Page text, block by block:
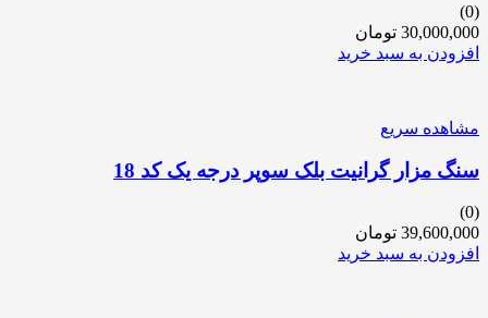
(0)
30,000,000 تومان
افزودن به سبد خرید
مشاهده سریع
سنگ مزار گرانیت بلک سوپر درجه یک کد 18
(0)
39,600,000 تومان
افزودن به سبد خرید